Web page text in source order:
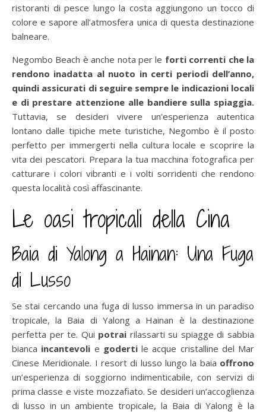
ristoranti di pesce lungo la costa aggiungono un tocco di
colore e sapore all’atmosfera unica di questa destinazione
balneare.
Negombo Beach è anche nota per le forti correnti che la
rendono inadatta al nuoto in certi periodi dell’anno,
quindi assicurati di seguire sempre le indicazioni locali
e di prestare attenzione alle bandiere sulla spiaggia.
Tuttavia, se desideri vivere un’esperienza autentica
lontano dalle tipiche mete turistiche, Negombo è il posto
perfetto per immergerti nella cultura locale e scoprire la
vita dei pescatori. Prepara la tua macchina fotografica per
catturare i colori vibranti e i volti sorridenti che rendono
questa località così affascinante.
Le oasi tropicali della Cina
Baia di Yalong a Hainan: Una Fuga
di Lusso
Se stai cercando una fuga di lusso immersa in un paradiso
tropicale, la Baia di Yalong a Hainan è la destinazione
perfetta per te. Qui potrai rilassarti su spiagge di sabbia
bianca incantevoli e godertile acque cristalline del Mar
Cinese Meridionale. I resort di lusso lungo la baia offrono
un’esperienza di soggiorno indimenticabile, con servizi di
prima classe e viste mozzafiato. Se desideri un’accoglienza
di lusso in un ambiente tropicale, la Baia di Yalong è la